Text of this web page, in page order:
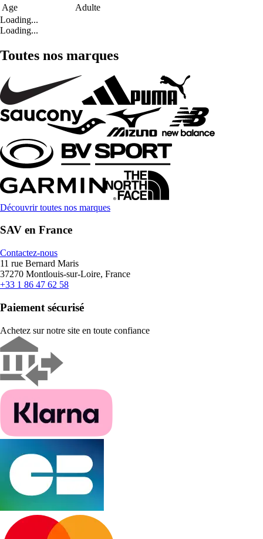
Age
Adulte
Loading...
Loading...
Toutes nos marques
Découvrir toutes nos marques
SAV en France
Contactez-nous
11 rue Bernard Maris
37270 Montlouis-sur-Loire, France
+33 1 86 47 62 58
Paiement sécurisé
Achetez sur notre site en toute confiance